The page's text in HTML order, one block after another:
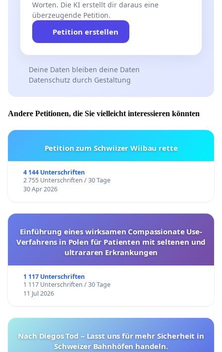
Worten. Die KI erstellt dir daraus eine
überzeugende Petition.
Petition erstellen
Deine Daten bleiben deine Daten
Datenschutz durch Gestaltung
Andere Petitionen, die Sie vielleicht interessieren könnten
Petition zum Schwiizer Wiibau rette
4 144 Unterschriften
2 755 Unterschriften / 30 Tage
30 Apr 2026
Einführung eines wirksamen Compassionate Use-
Verfahrens in Polen für Patienten mit seltenen und
ultrararen Erkrankungen
1 117 Unterschriften
1 117 Unterschriften / 30 Tage
11 Jul 2026
Nach Diegos Tod – Lasst uns für mehr Sicherheit in
Schweizer Bahnhöfen handeln.